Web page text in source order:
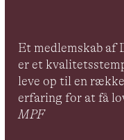
Et medlemskab af
er et
leve op til en
erfaring for at få
MPF